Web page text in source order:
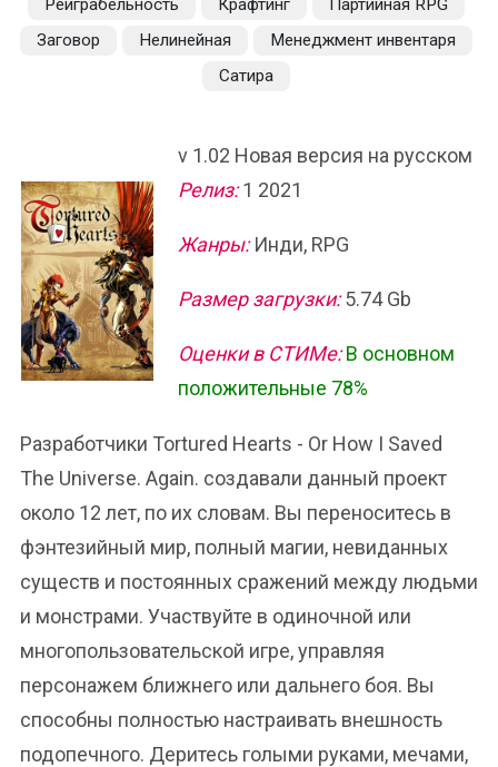
Реиграбельность
Крафтинг
Партийная RPG
Заговор
Нелинейная
Менеджмент инвентаря
Сатира
v 1.02 Новая версия на русском
Релиз:1 2021
Жанры:Инди, RPG
Размер загрузки:5.74 Gb
Оценки в СТИМе: В основном
положительные 78%
Разработчики Tortured Hearts - Or How I Saved
The Universe. Again. создавали данный проект
около 12 лет, по их словам. Вы переноситесь в
фэнтезийный мир, полный магии, невиданных
существ и постоянных сражений между людьми
и монстрами. Участвуйте в одиночной или
многопользовательской игре, управляя
персонажем ближнего или дальнего боя. Вы
способны полностью настраивать внешность
подопечного. Деритесь голыми руками, мечами,